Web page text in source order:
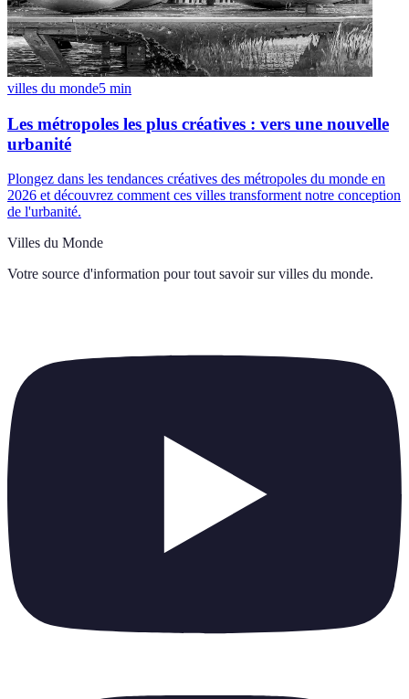
villes du monde5 min
Les métropoles les plus créatives : vers une nouvelle
urbanité
Plongez dans les tendances créatives des métropoles du monde en
2026 et découvrez comment ces villes transforment notre conception
de l'urbanité.
Villes du Monde
Votre source d'information pour tout savoir sur villes du monde.